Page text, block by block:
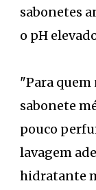
sabonetes
o pH
"Para quem
sabonete
pouco
lavagem
hidratante